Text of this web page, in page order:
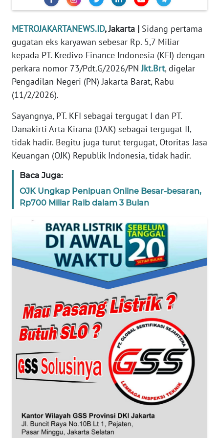
METROJAKARTANEWS.ID, Jakarta | Sidang pertama
gugatan eks karyawan sebesar Rp. 5,7 Miliar
kepada PT. Kredivo Finance Indonesia (KFI) dengan
perkara nomor 73/Pdt.G/2026/PNJkt.Brt, digelar
Pengadilan Negeri (PN) Jakarta Barat, Rabu
(11/2/2026).
Sayangnya, PT. KFI sebagai tergugat I dan PT.
Danakirti Arta Kirana (DAK) sebagai tergugat II,
tidak hadir. Begitu juga turut tergugat, Otoritas Jasa
Keuangan (OJK) Republik Indonesia, tidak hadir.
Baca Juga:
OJK Ungkap Penipuan Online Besar-besaran,
Rp700 Miliar Raib dalam 3 Bulan
REDAKSI
KARIR
DISCLAIMER
News
Regional
WN
WN
JAKARTA
WN
BANTEN
NTT
WN
WN
PAPUA
PAPUA
BARAT